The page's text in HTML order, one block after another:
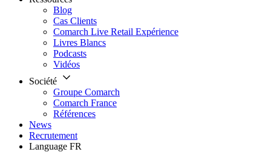
Blog
Cas Clients
Comarch Live Retail Expérience
Livres Blancs
Podcasts
Vidéos
Société
Groupe Comarch
Comarch France
Références
News
Recrutement
Language FR